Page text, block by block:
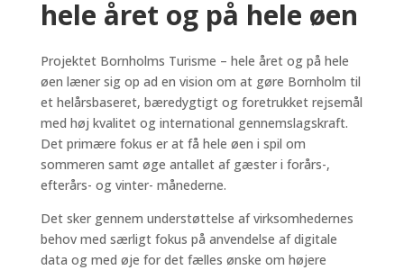
hele året og på hele øen
Projektet Bornholms Turisme – hele året og på hele
øen læner sig op ad en vision om at gøre Bornholm til
et helårsbaseret, bæredygtigt og foretrukket rejsemål
med høj kvalitet og international gennemslagskraft.
Det primære fokus er at få hele øen i spil om
sommeren samt øge antallet af gæster i forårs-,
efterårs- og vinter- månederne.
Det sker gennem understøttelse af virksomhedernes
behov med særligt fokus på anvendelse af digitale
data og med øje for det fælles ønske om højere